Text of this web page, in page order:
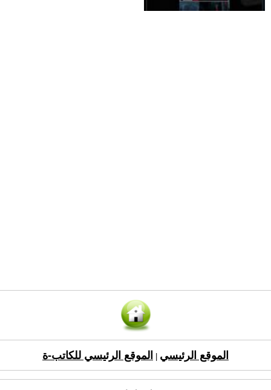
الموقع الرئيسي الموقع الرئيسي للكاتب-ة